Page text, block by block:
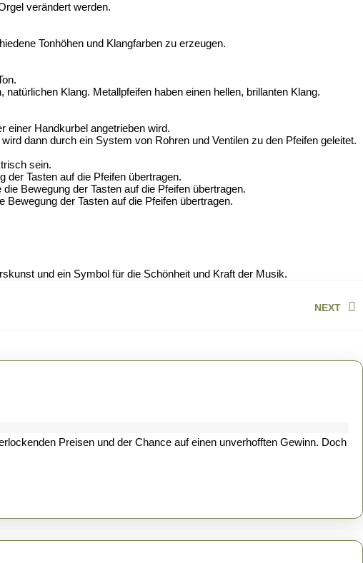
verändert werden.
Tonhöhen und Klangfarben zu erzeugen.
Klang. Metallpfeifen haben einen hellen, brillanten Klang.
einer Handkurbel angetrieben wird.
dann durch ein System von Rohren und Ventilen zu den Pfeifen geleitet.
sein.
Tasten auf die Pfeifen übertragen.
Bewegung der Tasten auf die Pfeifen übertragen.
der Tasten auf die Pfeifen übertragen.
und ein Symbol für die Schönheit und Kraft der Musik.
NEXT